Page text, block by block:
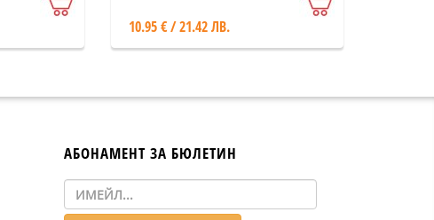
10.95 € / 21.42 ЛВ.
АБОНАМЕНТ ЗА БЮЛЕТИН